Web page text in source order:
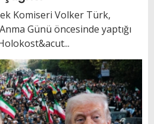
Komiseri Volker Türk,
Günü öncesinde yaptığı